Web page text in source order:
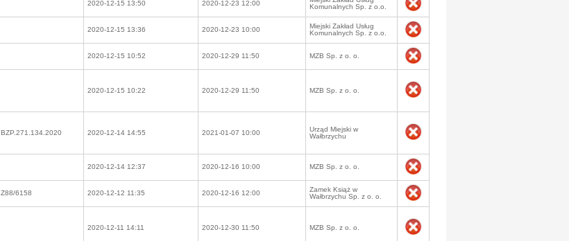
2020-12-15 13:50 2020-12-23 12:00
Komunalnych Sp. z o.o.
2020-12-15 13:36 2020-12-23 10:00
Miejski Zakład Usług
Komunalnych Sp. z o.o.
2020-12-15 10:52 2020-12-29 11:50 MZB Sp. z o. o.
2020-12-15 10:22 2020-12-29 11:50 MZB Sp. z o. o.
BZP.271.134.2020 2020-12-14 14:55 2021-01-07 10:00
Urząd Miejski w
Wałbrzychu
2020-12-14 12:37 2020-12-16 10:00 MZB Sp. z o. o.
Z88/6158 2020-12-12 11:35 2020-12-16 12:00
Zamek Książ w
Wałbrzychu Sp. z o. o.
2020-12-11 14:11 2020-12-30 11:50 MZB Sp. z o. o.